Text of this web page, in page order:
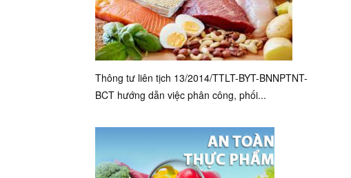
Thông tư liên tịch 13/2014/TTLT-BYT-BNNPTNT-
BCT hướng dẫn việc phân công, phối...